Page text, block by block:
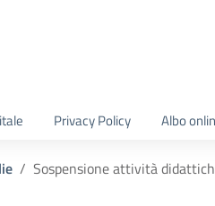
Privacy Policy Albo
Sospensione attività